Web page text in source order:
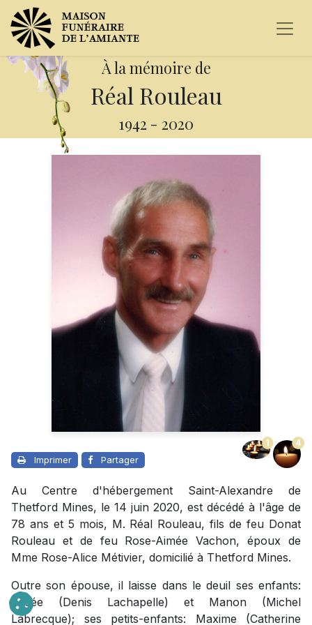
À la mémoire de
Réal Rouleau
1942 - 2020
Imprimer Partager
1 4
Au Centre d'hébergement Saint-Alexandre de
Thetford Mines, le 14 juin 2020, est décédé à l'âge de
78 ans et 5 mois, M. Réal Rouleau, fils de feu Donat
Rouleau et de feu Rose-Aimée Vachon, époux de
Mme Rose-Alice Métivier, domicilié à Thetford Mines.
Outre son épouse, il laisse dans le deuil ses enfants:
Josée (Denis Lachapelle) et Manon (Michel
Labrecque); ses petits-enfants: Maxime (Catherine